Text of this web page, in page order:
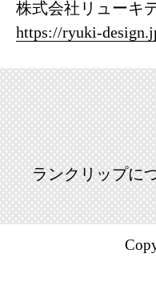
株式会社リューキ
https://ryuki-
ランクリップに